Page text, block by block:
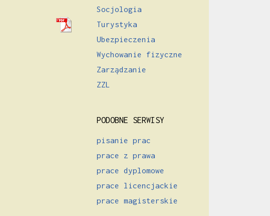
Socjologia
Turystyka
Ubezpieczenia
Wychowanie fizyczne
Zarządzanie
ZZL
PODOBNE SERWISY
pisanie prac
prace z prawa
prace dyplomowe
prace licencjackie
prace magisterskie